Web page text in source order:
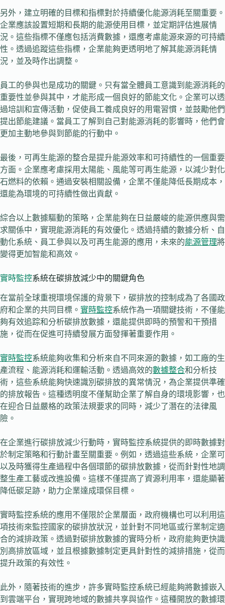
另外，建立明確的目標和指標對於持續優化能源消耗至關重要。
企業應該設置短期和長期的能源使用目標，並定期評估進展情
況。這些指標不僅應包括消費數據，還應考慮能源來源的可持續
性。透過追蹤這些指標，企業能夠更透明地了解其能源消耗情
況，並及時作出調整。
員工的參與也是成功的關鍵。只有當全體員工意識到能源消耗的
重要性並參與其中，才能形成一個良好的節能文化。企業可以透
過培訓和宣傳活動，促使員工養成良好的用電習慣，並鼓勵他們
提出節能建議。當員工了解到自己對能源消耗的影響時，他們會
更加主動地參與到節能的行動中。
最後，可再生能源的整合是提升能源效率和可持續性的一個重要
方面。企業應考慮採用太陽能、風能等可再生能源，以減少對化
石燃料的依賴。通過安裝相關設備，企業不僅能降低長期成本，
還能為環境的可持續性做出貢獻。
綜合以上數據驅動的策略，企業能夠在日益嚴峻的能源供應與需
求關係中，實現能源消耗的有效優化。透過持續的數據分析、自
動化系統、員工參與以及可再生能源的應用，未來的能源管理將
變得更加智能和高效。
實時監控系統在碳排放減少中的關鍵角色
在當前全球重視環境保護的背景下，碳排放的控制成為了各國政
府和企業的共同目標。 實時監控系統作為一項關鍵技術，不僅能
夠有效追踪和分析碳排放數據，還能提供即時的預警和干預措
施，從而在促進可持續發展方面發揮著重要作用。
實時監控系統能夠收集和分析來自不同來源的數據，如工廠的生
產流程、能源消耗和運輸活動。透過高效的數據整合和分析技
術，這些系統能夠快速識別碳排放的異常情況，為企業提供準確
的排放報告。這種透明度不僅幫助企業了解自身的環境影響，也
在迎合日益嚴格的政策法規要求的同時，減少了潛在的法律風
險。
在企業進行碳排放減少行動時，實時監控系統提供的即時數據對
於制定策略和行動計畫至關重要。例如，透過這些系統，企業可
以及時獲得生產過程中各個環節的碳排放數據，從而針對性地調
整生產工藝或改進設備。這樣不僅提高了資源利用率，還能顯著
降低碳足跡，助力企業達成環保目標。
實時監控系統的應用不僅限於企業層面，政府機構也可以利用這
項技術來監控國家的碳排放狀況，並針對不同地區或行業制定適
合的減排政策。透過對碳排放數據的實時分析，政府能夠更快識
別高排放區域，並且根據數據制定更具針對性的減排措施，從而
提升政策的有效性。
此外，隨著技術的進步，許多實時監控系統已經能夠將數據嵌入
到雲端平台，實現跨地域的數據共享與協作。這種開放的數據環